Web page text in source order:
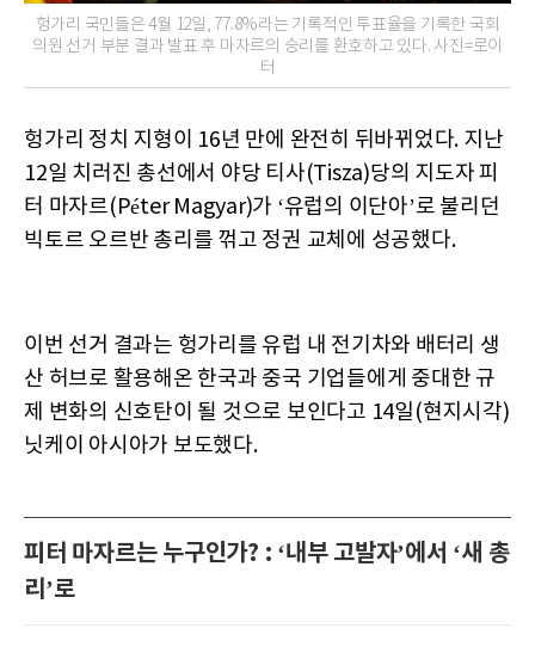
헝가리 국민들은 4월 12일, 77.8%라는 기록적인 투표율을 기록한 국회
의원 선거 부분 결과 발표 후 마자르의 승리를 환호하고 있다. 사진=로이
터
헝가리 정치 지형이 16년 만에 완전히 뒤바뀌었다. 지난
12일 치러진 총선에서 야당 티사(Tisza)당의 지도자 피
터 마자르(Péter Magyar)가 ‘유럽의 이단아’로 불리던
빅토르 오르반 총리를 꺾고 정권 교체에 성공했다.
이번 선거 결과는 헝가리를 유럽 내 전기차와 배터리 생
산 허브로 활용해온 한국과 중국 기업들에게 중대한 규
제 변화의 신호탄이 될 것으로 보인다고 14일(현지시각)
닛케이 아시아가 보도했다.
피터 마자르는 누구인가? : ‘내부 고발자’에서 ‘새 총
리’로